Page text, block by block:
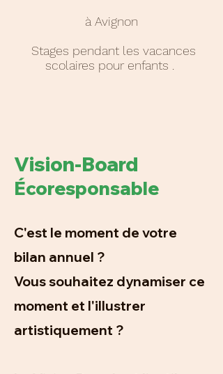
à Avignon
Stages pendant les vacances
scolaires pour enfants .
Vision-Board
Écoresponsable
C'est le moment de votre
bilan annuel ?
Vous souhaitez dynamiser ce
moment et l'illustrer
artistiquement ?